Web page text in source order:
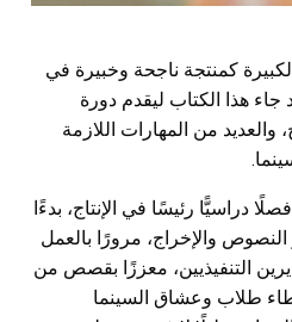
كمنتجة ناجحة وخبيرة في
جاء هذا الكتاب ليقدم دورة
والعديد من المهارات اللازمة
دراسيًّا رئيسًا في الإنتاج، بدءًا
والإخراج، مرورًا بالعمل
التنفيذيين، معززًا بقصص من
طلاب وعشاق السينما